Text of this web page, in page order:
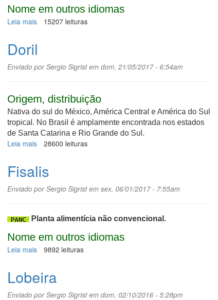
Nome em outros idiomas
Leia mais sobre
15207 leituras
Doril
Enviado porSergio Sigristem dom, 21/05/2017 - 6:54am
Origem, distribuição
Nativa do sul do México, América Central e América do Sul
tropical. No Brasil é amplamente encontrada nos estados
de Santa Catarina e Rio Grande do Sul.
Leia mais sobre
28600 leituras
Fisalis
Enviado porSergio Sigristem sex, 06/01/2017 - 7:55am
Planta alimentícia não convencional.
Nome em outros idiomas
Leia mais sobre
9892 leituras
Lobeira
Enviado porSergio Sigristem dom, 02/10/2016 - 5:28pm